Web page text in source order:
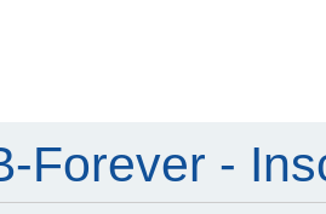
Forever -